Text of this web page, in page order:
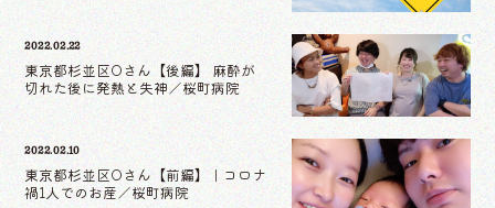
2022.02.22
東京都杉並区Oさん【後編】 麻酔が
切れた後に発熱と失神／桜町病院
2022.02.10
東京都杉並区Oさん【前編】｜コロナ
禍1人でのお産／桜町病院